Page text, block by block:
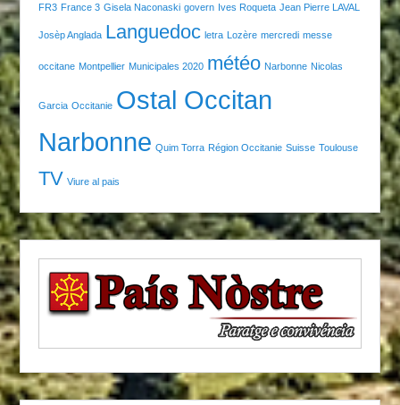
FR3 France 3 Gisela Naconaski govern Ives Roqueta Jean Pierre LAVAL
Josèp Anglada Languedoc letra Lozère mercredi messe
occitane Montpellier Municipales 2020 météo Narbonne Nicolas
Garcia Occitanie Ostal Occitan
Narbonne Quim Torra Région Occitanie Suisse Toulouse
TV Viure al pais